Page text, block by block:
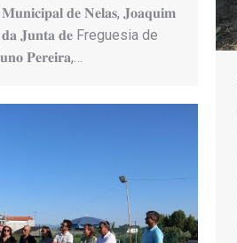
𝐝𝐞 𝐍𝐞𝐥𝐚𝐬, 𝐉𝐨𝐚𝐪𝐮𝐢𝐦
𝐝𝐚 𝐉𝐮𝐧𝐭𝐚 𝐝𝐞 Freguesia de
𝐏𝐞𝐫𝐞𝐢𝐫𝐚,…